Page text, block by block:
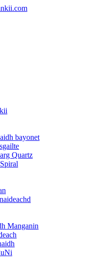
bayonet
Quartz
Manganin